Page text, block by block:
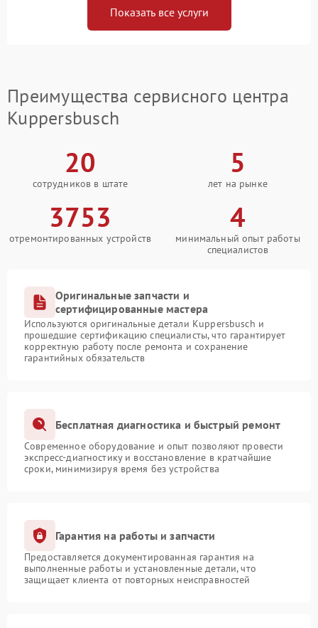
Показать все услуги
Преимущества сервисного центра
Kuppersbusch
20
сотрудников в штате
5
лет на рынке
3753
отремонтированных устройств
4
минимальный опыт работы
специалистов
Оригинальные запчасти и
сертифицированные мастера
Используются оригинальные детали Kuppersbusch и
прошедшие сертификацию специалисты, что гарантирует
корректную работу после ремонта и сохранение
гарантийных обязательств
Бесплатная диагностика и быстрый ремонт
Современное оборудование и опыт позволяют провести
экспресс-диагностику и восстановление в кратчайшие
сроки, минимизируя время без устройства
Гарантия на работы и запчасти
Предоставляется документированная гарантия на
выполненные работы и установленные детали, что
защищает клиента от повторных неисправностей